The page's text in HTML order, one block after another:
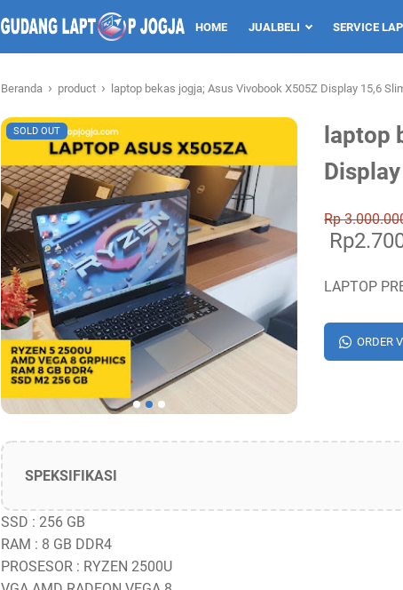
HOME JUALBELI SERVICE
Beranda › product › laptop bekas jogja; Asus Vivobook X505Z Display 15,6
laptop
SOLD OUT
Rp
LAPTOP
ORDER
SPEKSIFIKASI
SSD : 256 GB
RAM : 8 GB DDR4
PROSESOR : RYZEN 2500U